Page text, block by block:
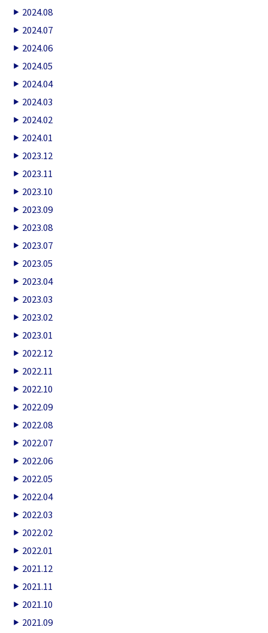
2024.08
2024.07
2024.06
2024.05
2024.04
2024.03
2024.02
2024.01
2023.12
2023.11
2023.10
2023.09
2023.08
2023.07
2023.05
2023.04
2023.03
2023.02
2023.01
2022.12
2022.11
2022.10
2022.09
2022.08
2022.07
2022.06
2022.05
2022.04
2022.03
2022.02
2022.01
2021.12
2021.11
2021.10
2021.09